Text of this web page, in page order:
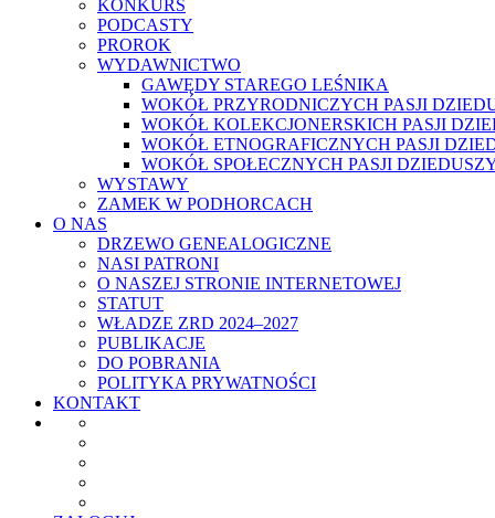
KONKURS
PODCASTY
PROROK
WYDAWNICTWO
GAWĘDY STAREGO LEŚNIKA
WOKÓŁ PRZYRODNICZYCH PASJI
WOKÓŁ KOLEKCJONERSKICH PASJI
WOKÓŁ ETNOGRAFICZNYCH PASJI
WOKÓŁ SPOŁECZNYCH PASJI
WYSTAWY
ZAMEK W PODHORCACH
O NAS
DRZEWO GENEALOGICZNE
NASI PATRONI
O NASZEJ STRONIE INTERNETOWEJ
STATUT
WŁADZE ZRD 2024–2027
PUBLIKACJE
DO POBRANIA
POLITYKA PRYWATNOŚCI
KONTAKT